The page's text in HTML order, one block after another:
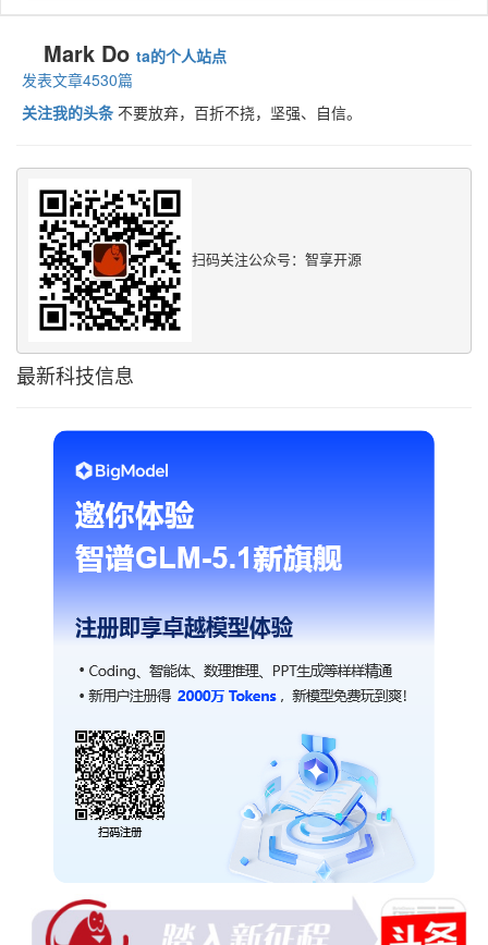
Mark Do ta的个人站点
发表文章4530篇
关注我的头条 不要放弃，百折不挠，坚强、自信。
扫码关注公众号：智享开源
最新科技信息